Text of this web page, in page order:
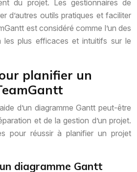
du projet. Les gestionnaires de
d’autres outils pratiques et faciliter
est considéré comme l’un des
les plus efficaces et intuitifs sur le
planifier un
d’un diagramme Gantt peut-être
et de la gestion d’un projet.
pour réussir à planifier un projet
diagramme Gantt